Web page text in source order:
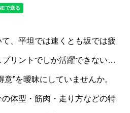
、平坦では速くとも坂では疲
リントでしか活躍できない…
”を曖昧にしていませんか。
体型・筋肉・走り方などの特